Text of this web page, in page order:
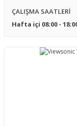
ÇALIŞMA SAATLERİ
Hafta içi 08:00 -